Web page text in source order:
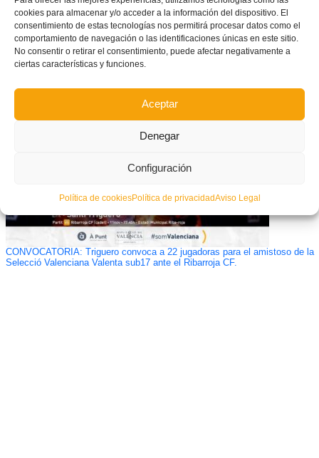
cookies para almacenar y/o acceder a la información del dispositivo. El
consentimiento de estas tecnologías nos permitirá procesar datos como el
comportamiento de navegación o las identificaciones únicas en este sitio.
No consentir o retirar el consentimiento, puede afectar negativamente a
ciertas características y funciones.
Aceptar
Denegar
Configuración
Política de cookiesPolítica de privacidadAviso Legal
Confirmados los grupos 14 y 15 de la Tercera División de fútbol sala
CONVOCATORIA: Triguero convoca a 22 jugadoras para el amistoso de la
Selecció Valenciana Valenta sub17 ante el Ribarroja CF.